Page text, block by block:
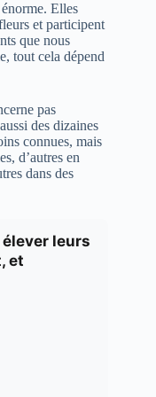
Elles
et participent
que nous
tout cela dépend
pas
des dizaines
connues, mais
d’autres en
dans des
leurs
et